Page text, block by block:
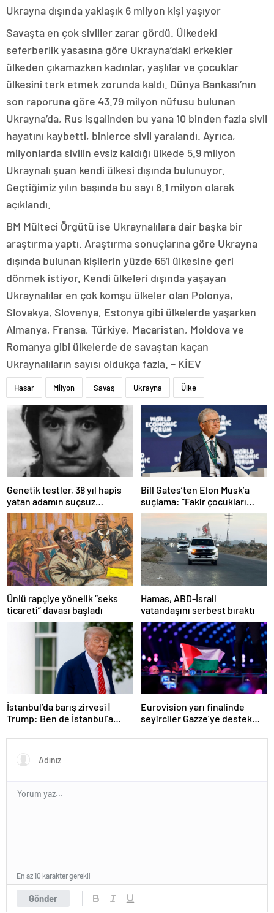
Ukrayna dışında yaklaşık 6 milyon kişi yaşıyor
Savaşta en çok siviller zarar gördü. Ülkedeki
seferberlik yasasına göre Ukrayna’daki erkekler
ülkeden çıkamazken kadınlar, yaşlılar ve çocuklar
ülkesini terk etmek zorunda kaldı. Dünya Bankası’nın
son raporuna göre 43.79 milyon nüfusu bulunan
Ukrayna’da, Rus işgalinden bu yana 10 binden fazla sivil
hayatını kaybetti, binlerce sivil yaralandı. Ayrıca,
milyonlarda sivilin evsiz kaldığı ülkede 5.9 milyon
Ukraynalı şuan kendi ülkesi dışında bulunuyor.
Geçtiğimiz yılın başında bu sayı 8.1 milyon olarak
açıklandı.
BM Mülteci Örgütü ise Ukraynalılara dair başka bir
araştırma yaptı. Araştırma sonuçlarına göre Ukrayna
dışında bulunan kişilerin yüzde 65’i ülkesine geri
dönmek istiyor. Kendi ülkeleri dışında yaşayan
Ukraynalılar en çok komşu ülkeler olan Polonya,
Slovakya, Slovenya, Estonya gibi ülkelerde yaşarken
Almanya, Fransa, Türkiye, Macaristan, Moldova ve
Romanya gibi ülkelerde de savaştan kaçan
Ukraynalıların sayısı oldukça fazla. – KİEV
Hasar Milyon Savaş Ukrayna Ülke
Genetik testler, 38 yıl hapis
yatan adamın suçsuz
olduğunu ortaya çıkardı
Bill Gates’ten Elon Musk’a
suçlama: “Fakir çocukları
öldürdü”
Ünlü rapçiye yönelik “seks
ticareti” davası başladı
Hamas, ABD-İsrail
vatandaşını serbest bıraktı
İstanbul’da barış zirvesi |
Trump: Ben de İstanbul’a
Eurovision yarı finalinde
seyirciler Gazze’ye destek
Gönder
En az 10 karakter gerekli